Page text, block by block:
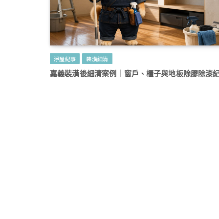
淨屋紀事
裝潢細清
嘉義裝潢後細清案例｜窗戶、櫃子與地板除膠除漆